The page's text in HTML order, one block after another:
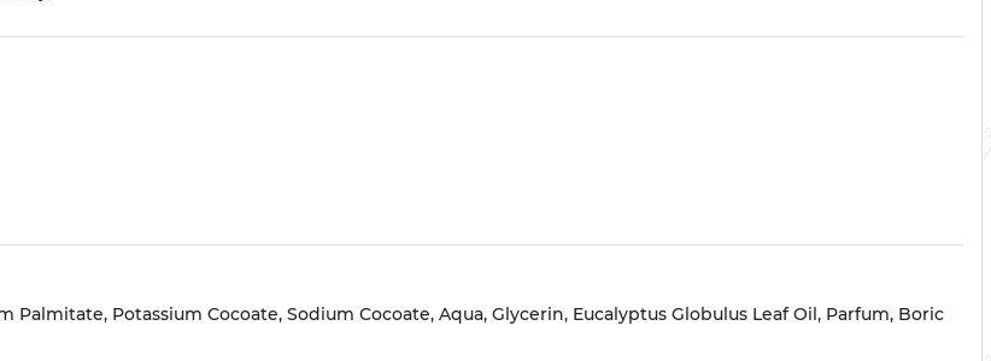
Potassium Cocoate, Sodium Cocoate, Aqua, Glycerin, Eucalyptus Globulus Leaf Oil, Parfum, Boric